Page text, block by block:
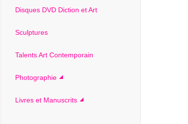
Disques DVD Diction et Art
Sculptures
Talents Art Contemporain
Photographie
Livres et Manuscrits